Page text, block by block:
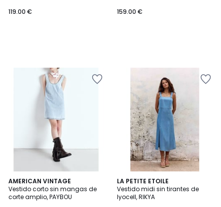
119.00 €
159.00 €
AMERICAN VINTAGE
Vestido corto sin mangas de
corte amplio, PAYBOU
LA PETITE ETOILE
Vestido midi sin tirantes de
lyocell, RIKYA